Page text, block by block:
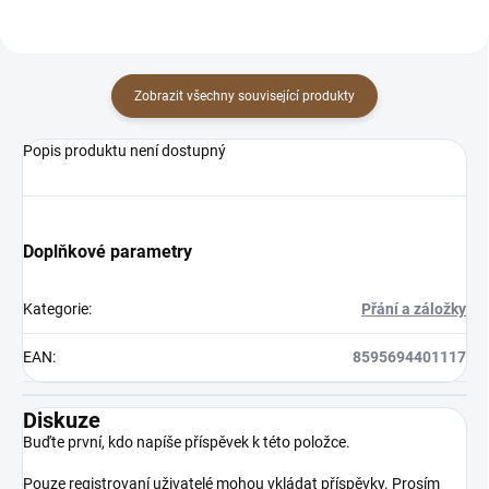
Zobrazit všechny související produkty
Popis produktu není dostupný
Doplňkové parametry
Kategorie: Přání a záložky
EAN: 8595694401117
Diskuze
Buďte první, kdo napíše příspěvek k této položce.
Pouze registrovaní uživatelé mohou vkládat příspěvky. Prosím